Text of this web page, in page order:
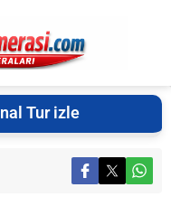
Tur izle